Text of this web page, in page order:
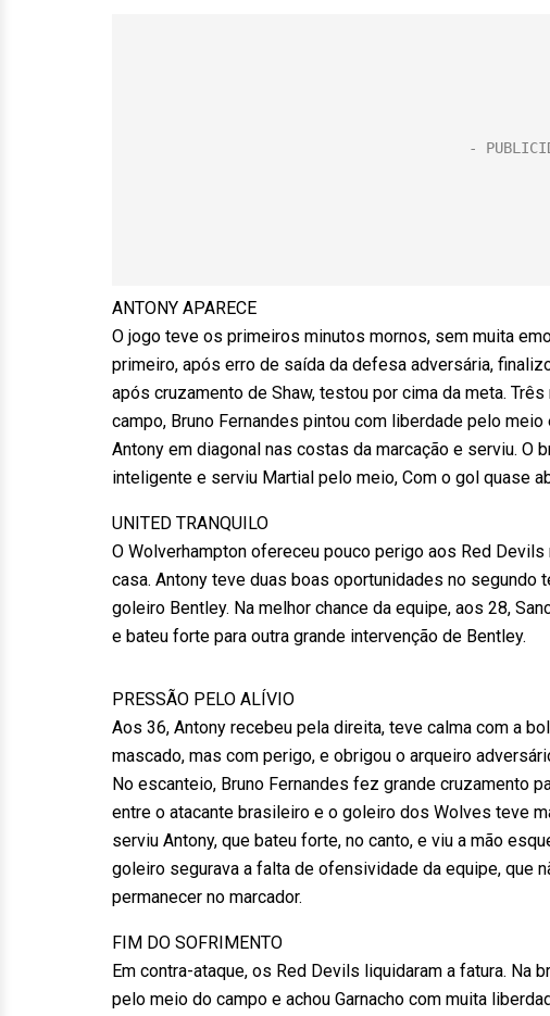
ANTONY APARECE
O jogo teve os primeiros minutos mornos, sem muita
primeiro, após erro de saída da defesa adversária,
após cruzamento de Shaw, testou por cima da meta.
campo, Bruno Fernandes pintou com liberdade pelo
Antony em diagonal nas costas da marcação e serviu. O
inteligente e serviu Martial pelo meio, Com o gol quase
UNITED TRANQUILO
O Wolverhampton ofereceu pouco perigo aos Red
casa. Antony teve duas boas oportunidades no
goleiro Bentley. Na melhor chance da equipe, aos 28,
e bateu forte para outra grande intervenção de Bentley.
PRESSÃO PELO ALÍVIO
Aos 36, Antony recebeu pela direita, teve calma com a
mascado, mas com perigo, e obrigou o arqueiro
No escanteio, Bruno Fernandes fez grande cruzamento
entre o atacante brasileiro e o goleiro dos Wolves teve
serviu Antony, que bateu forte, no canto, e viu a mão
goleiro segurava a falta de ofensividade da equipe, que
permanecer no marcador.
FIM DO SOFRIMENTO
Em contra-ataque, os Red Devils liquidaram a fatura. Na
pelo meio do campo e achou Garnacho com muita